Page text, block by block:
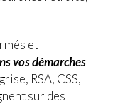
et
vos démarches
RSA, CSS,
sur des